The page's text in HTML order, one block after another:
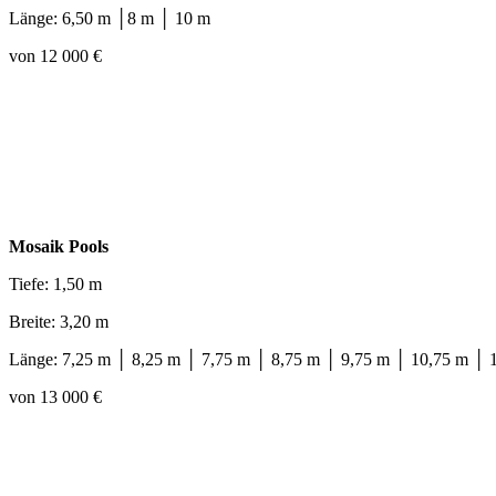
Länge: 6,50 m │8 m │ 10 m
von 12 000 €
Mosaik Pools
Tiefe: 1,50 m
Breite: 3,20 m
Länge: 7,25 m │ 8,25 m │ 7,75 m │ 8,75 m │ 9,75 m │ 10,75 m │
von 13 000 €